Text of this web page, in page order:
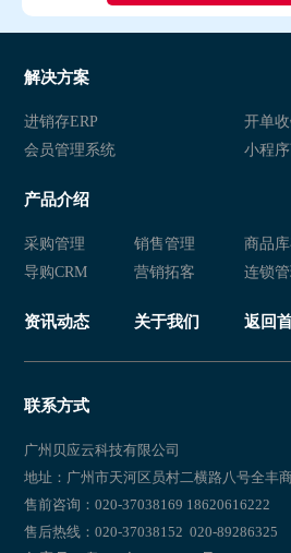
解决方案
进销存ERP
开单
会员管理系统
小程
产品介绍
采购管理 销售管理 商品
导购CRM
营销拓客 连锁
资讯动态 关于我们 返回
联系方式
广州贝应云科技有限公司
地址：广州市天河区员村二横路八号全丰
售前咨询：020-37038169 18620616222
售后热线：020-37038152 020-89286325